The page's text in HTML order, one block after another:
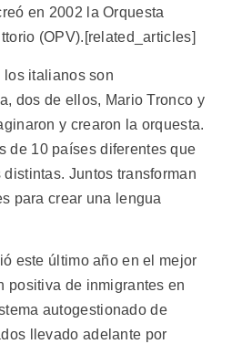
en 2002 la Orquesta
(OPV).[related_articles]
los italianos son
dos de ellos, Mario Tronco y
y crearon la orquesta.
de 10 países diferentes que
Juntos transforman
para crear una lengua
este último año en el mejor
positiva de inmigrantes en
autogestionado de
llevado adelante por